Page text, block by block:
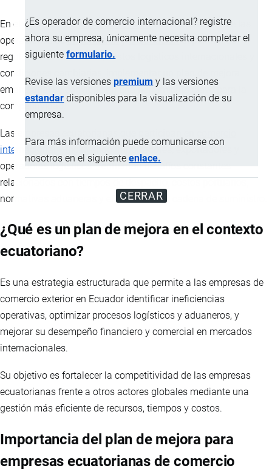
¿Es operador de comercio internacional? registre
ahora su empresa, únicamente necesita completar el
siguienteformulario.
Revise las versionespremium y las versiones
estandar disponibles para la visualización de su
empresa.
Para más información puede comunicarse con
nosotros en el siguienteenlace.
CERRAR
En el contexto delcomercio exteriorecuatoriano, donde las
operaciones deimportaciónyexportacióndependen de
regulaciones aduaneras, costos logísticos internacionales y
condiciones cambiarias, implementar un plan de mejora
empresarial se convierte en una herramienta clave para la
competitividad.
Las empresas ecuatorianas que participan en
internacional
—incluyendo importadores, exportadores y
operadores logísticos— enfrentan desafíos constantes
relacionados con tiempos de despacho, costos portuarios,
normativas aduaneras y eficiencia en la cadena de
¿Qué es un plan de mejora en el contexto
ecuatoriano?
Es una estrategia estructurada que permite a las empresas de
comercio exterior en Ecuador identificar ineficiencias
operativas, optimizar procesos logísticos y aduaneros, y
mejorar su desempeño financiero y comercial en mercados
internacionales.
Su objetivo es fortalecer la competitividad de las empresas
ecuatorianas frente a otros actores globales mediante una
gestión más eficiente de recursos, tiempos y costos.
Importancia del plan de mejora para
empresas ecuatorianas de comercio